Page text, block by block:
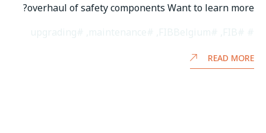
overhaul of safety components Want to learn more?
READ MORE